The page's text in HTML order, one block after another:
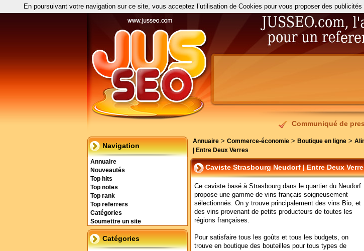
Communiqué de
Navigation
Annuaire
Nouveautés
Top hits
Top notes
Top rank
Top referrers
Catégories
Soumettre un site
Catégories
Annuaire > Commerce-économie > Boutique en ligne >
| Entre Deux Verres
Caviste Strasbourg Neudorf | Entre Deux
Ce caviste basé à Strasbourg dans le quartier du Neudorf
propose une gamme de vins français soigneusement
sélectionnés. On y trouve principalement des vins Bio, et
des vins provenant de petits producteurs de toutes les
régions françaises.
Pour satisfaire tous les goûts et tous les budgets, on
trouve en boutique des bouteilles pour tous types de
En poursuivant votre navigation sur ce site, vous acceptez l’utilisation de Cookies pour vous proposer des